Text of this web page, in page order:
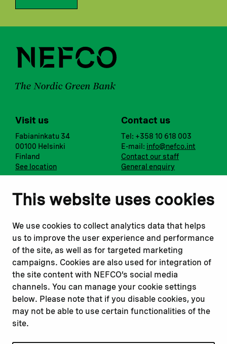
This website uses cookies
We use cookies to collect analytics data that helps
us to improve the user experience and performance
of the site, as well as for targeted marketing
campaigns. Cookies are also used for integration of
the site content with NEFCO’s social media
channels. You can manage your cookie settings
below. Please note that if you disable cookies, you
may not be able to use certain functionalities of the
site.
Visit us
Fabianinkatu 34
00100 Helsinki
Finland
See location
Contact us
Tel: +358 10 618 003
E-mail: info@nefco.int
Contact our staff
General enquiry
Notify us
Report a concern
Submit a complaint
Instagram
Youtube
Read about
Our financing
Our projects
Our impact
Our workplace
Related websites
Nopef
BGFA
MCFA